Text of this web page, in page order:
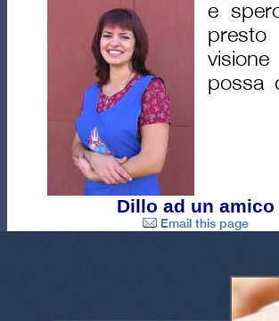
e
possa
Dillo ad un amico
Email this page